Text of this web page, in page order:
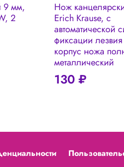
9 мм,
2
Нож
Erich Krause, с
автоматической
фиксации
корпус ножа
металлический
130 ₽